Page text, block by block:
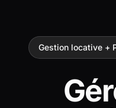
Gestion locative +